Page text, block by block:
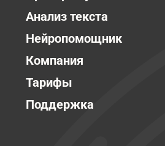
Анализ текста
Нейропомощник
Компания
Тарифы
Поддержка